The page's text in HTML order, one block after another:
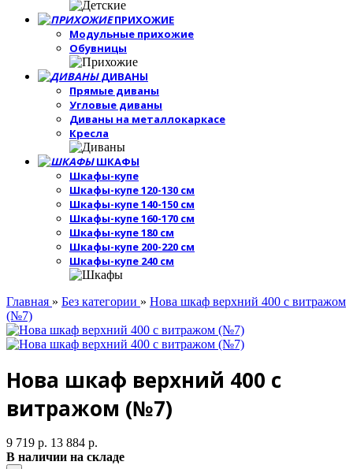
ПРИХОЖИЕ
Модульные прихожие
Обувницы
ДИВАНЫ
Прямые диваны
Угловые диваны
Диваны на металлокаркасе
Кресла
ШКАФЫ
Шкафы-купе
Шкафы-купе 120-130 см
Шкафы-купе 140-150 см
Шкафы-купе 160-170 см
Шкафы-купе 180 см
Шкафы-купе 200-220 см
Шкафы-купе 240 см
Главная » Без категории » Нова шкаф верхний 400 с витражом
(№7)
Нова шкаф верхний 400 с
витражом (№7)
9 719 р. 13 884 р.
В наличии на складе